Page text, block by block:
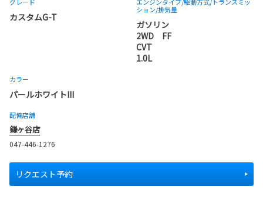
カスタムG-T
ション/排気量
ガソリン
2WD FF
CVT
1.0L
カラー
パールホワイトIII
配備店舗
鎌ヶ谷店
047-446-1276
リクエスト予約